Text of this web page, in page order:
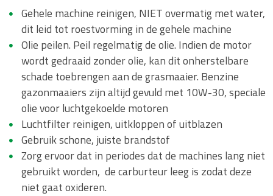
Gehele machine reinigen, NIET overmatig met water,
dit leid tot roestvorming in de gehele machine
Olie peilen. Peil regelmatig de olie. Indien de motor
wordt gedraaid zonder olie, kan dit onherstelbare
schade toebrengen aan de grasmaaier. Benzine
gazonmaaiers zijn altijd gevuld met 10W-30, speciale
olie voor luchtgekoelde motoren
Luchtfilter reinigen, uitkloppen of uitblazen
Gebruik schone, juiste brandstof
Zorg ervoor dat in periodes dat de machines lang niet
gebruikt worden, de carburteur leeg is zodat deze
niet gaat oxideren.